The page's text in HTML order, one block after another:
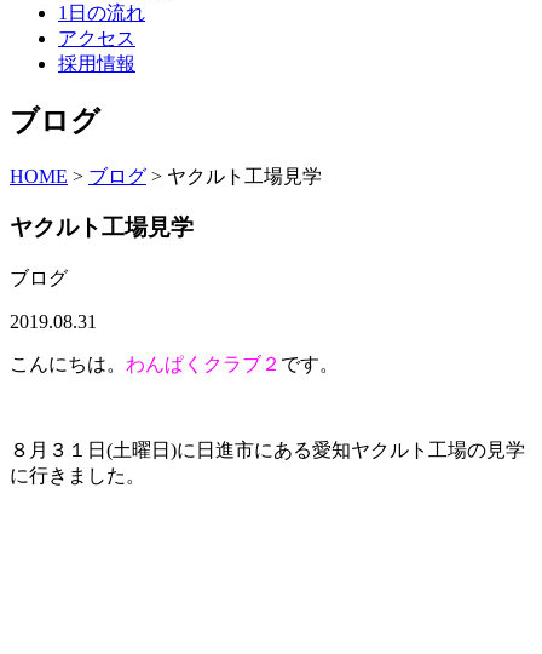
1日の流れ
アクセス
採用情報
ブログ
HOME > ブログ > ヤクルト工場見学
ヤクルト工場見学
ブログ
2019.08.31
こんにちは。 わんぱくクラブ２ です。
８月３１日(土曜日)に日進市にある愛知ヤクルト工場の見学
に行きました。